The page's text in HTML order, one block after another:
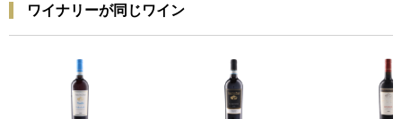
ワイナリーが同じワイン